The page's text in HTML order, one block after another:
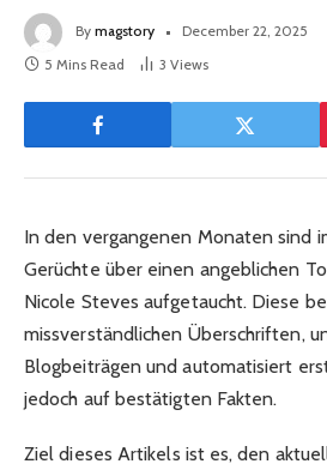
By magstory December 22, 2025
5 Mins Read
3 Views
In den vergangenen Monaten sind
Gerüchte über einen angeblichen
Nicole Steves aufgetaucht. Diese
missverständlichen Überschriften,
Blogbeiträgen und automatisiert
jedoch auf bestätigten Fakten.
Ziel dieses Artikels ist es, den